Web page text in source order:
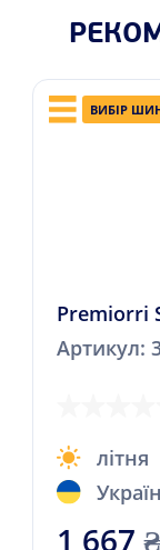
ВИБІР
Premiorri
Артикул:
літня
1 667 ₴